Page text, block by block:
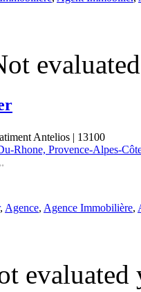
Antelios | 13100
Rhone, Provence-Alpes-
, Agence, Agence Immobilière,
evaluated